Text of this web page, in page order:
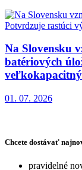
Na Slovensku
batériových
01. 07. 2026
Chcete dostávať
pravidelné